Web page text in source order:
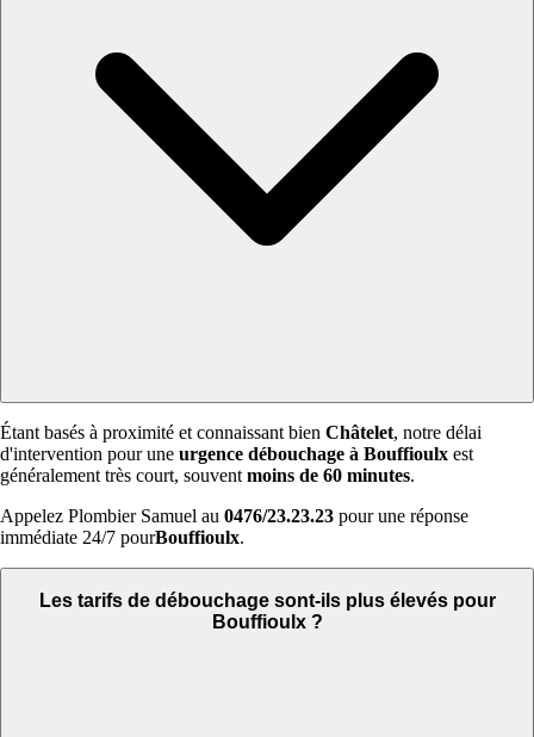
Étant basés à proximité et connaissant bien Châtelet, notre délai
d'intervention pour une urgence débouchage à Bouffioulx est
généralement très court, souvent moins de 60 minutes.
Appelez Plombier Samuel au 0476/23.23.23 pour une réponse
immédiate 24/7 pourBouffioulx.
Les tarifs de débouchage sont-ils plus élevés pour
Bouffioulx ?